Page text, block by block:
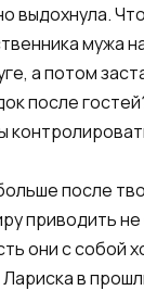
выдохнула.
мужа
а потом
после
после
приводить
они с собой
в